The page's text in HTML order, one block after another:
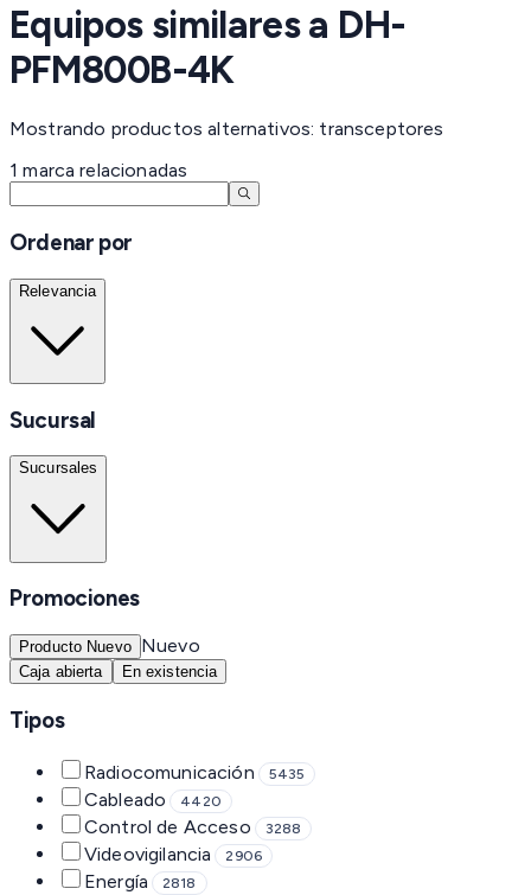
Equipos similares a DH-
PFM800B-4K
Mostrando productos alternativos: transceptores
1 marca relacionadas
Ordenar por
Relevancia
Sucursal
Sucursales
Promociones
Producto Nuevo Nuevo
Caja abierta En existencia
Tipos
Radiocomunicación 5435
Cableado 4420
Control de Acceso 3288
Videovigilancia 2906
Energía 2818